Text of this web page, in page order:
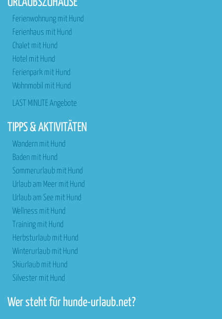
URLAUBSZUHAUSE
Ferienwohnung mit Hund
Ferienhaus mit Hund
Chalet mit Hund
Hotel mit Hund
Ferienpark mit Hund
Wohnmobil mit Hund
LAST MINUTE Angebote
TIPPS & AKTIVITÄTEN
Wandern mit Hund
Baden mit Hund
Sommerurlaub mit Hund
Urlaub am Meer mit Hund
Urlaub am See mit Hund
Wellness mit Hund
Training mit Hund
Herbsturlaub mit Hund
Winterurlaub mit Hund
Skiurlaub mit Hund
Silvester mit Hund
Wer steht für hunde-urlaub.net?